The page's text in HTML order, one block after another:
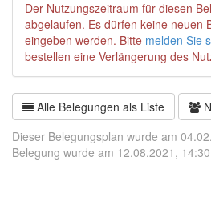
Der Nutzungszeitraum für diesen
abgelaufen. Es dürfen keine neuen
eingeben werden. Bitte melden Sie
bestellen eine Verlängerung des
Alle Belegungen als Liste
Dieser Belegungsplan wurde am
Belegung wurde am 12.08.2021,